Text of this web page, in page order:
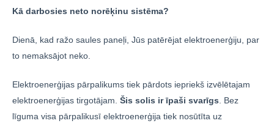
Kā darbosies neto norēķinu sistēma?
Dienā, kad ražo saules paneļi, Jūs patērējat elektroenerģiju, par
to nemaksājot neko.
Elektroenerģijas pārpalikums tiek pārdots iepriekš izvēlētajam
elektroenerģijas tirgotājam. Šis solis ir īpaši svarīgs . Bez
līguma visa pārpalikusī elektroenerģija tiek nosūtīta uz